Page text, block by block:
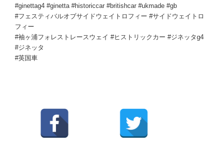
#ginettag4 #ginetta #historiccar #britishcar #ukmade #gb
#フェスティバルオブサイドウェイトロフィー #サイドウェイトロ
フィー
#袖ヶ浦フォレストレースウェイ #ヒストリックカー #ジネッタg4
#ジネッタ
#英国車